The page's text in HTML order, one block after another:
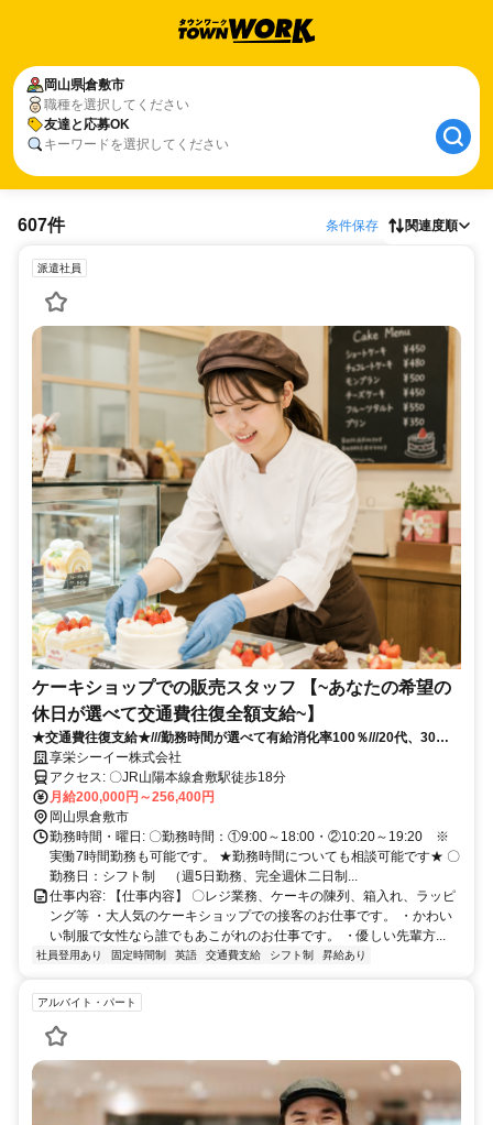
岡山県倉敷市
職種を選択してください
友達と応募OK
キーワードを選択してください
607件 条件保存 関連度順
派遣社員
ケーキショップでの販売スタッフ 【~あなたの希望の
休日が選べて交通費往復全額支給~】
★交通費往復支給★///勤務時間が選べて有給消化率100％///20代、30
代、40代女性大活躍中！！！
享栄シーイー株式会社
アクセス: 〇JR山陽本線倉敷駅徒歩18分
月給200,000円～256,400円
岡山県倉敷市
勤務時間・曜日: 〇勤務時間：①9:00～18:00・②10:20～19:20 ※
実働7時間勤務も可能です。 ★勤務時間についても相談可能です★ 〇
勤務日：シフト制 （週5日勤務、完全週休二日制...
仕事内容: 【仕事内容】 〇レジ業務、ケーキの陳列、箱入れ、ラッピ
ング等 ・大人気のケーキショップでの接客のお仕事です。 ・かわい
い制服で女性なら誰でもあこがれのお仕事です。 ・優しい先輩方...
社員登用あり 固定時間制 英語 交通費支給 シフト制 昇給あり
アルバイト・パート